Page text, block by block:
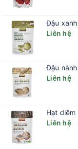
Đậu xanh
Liên hệ
Đậu nành
Liên hệ
Hạt diêm
Liên hệ